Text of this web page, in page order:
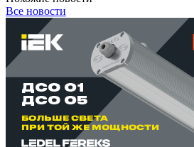
Все новости